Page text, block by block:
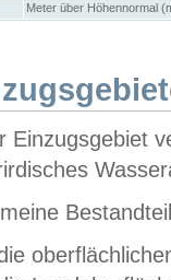
Meter über Höhennormal
Einzugsgebiet